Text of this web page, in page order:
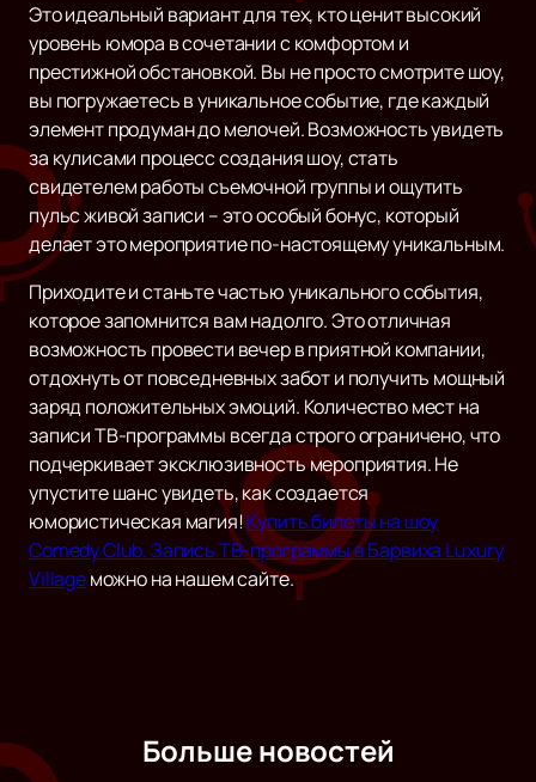
Это идеальный вариант для тех, кто ценит высокий
уровень юмора в сочетании с комфортом и
престижной обстановкой. Вы не просто смотрите шоу,
вы погружаетесь в уникальное событие, где каждый
элемент продуман до мелочей. Возможность увидеть
за кулисами процесс создания шоу, стать
свидетелем работы съемочной группы и ощутить
пульс живой записи – это особый бонус, который
делает это мероприятие по-настоящему уникальным.
Приходите и станьте частью уникального события,
которое запомнится вам надолго. Это отличная
возможность провести вечер в приятной компании,
отдохнуть от повседневных забот и получить мощный
заряд положительных эмоций. Количество мест на
записи ТВ-программы всегда строго ограничено, что
подчеркивает эксклюзивность мероприятия. Не
упустите шанс увидеть, как создается
юмористическая магия!Купить билеты на шоу
Comedy Club. Запись ТВ-программы в Барвиха Luxury
Villageможно на нашем сайте.
Больше новостей